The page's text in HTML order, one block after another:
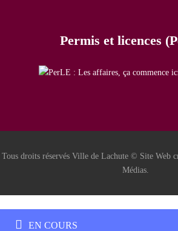
Permis et licences
Tous droits réservés Ville de Lachute © Site Web
Médias.
EN COURS